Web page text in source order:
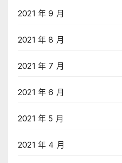
2021 年 9 月
2021 年 8 月
2021 年 7 月
2021 年 6 月
2021 年 5 月
2021 年 4 月